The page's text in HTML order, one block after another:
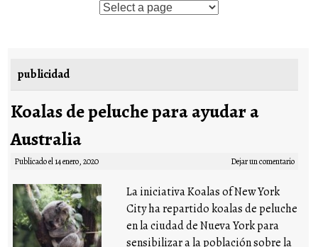
Saltar al contenido
publicidad
Koalas de peluche para ayudar a
Australia
Publicado el14 enero, 2020 Dejar un comentario
La iniciativa Koalas of New York
City ha repartido koalas de peluche
en la ciudad de Nueva York para
sensibilizar a la población sobre la